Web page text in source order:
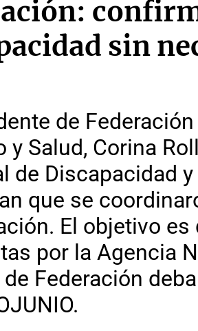
sin
de
y Salud, Corina
de Discapacidad
que se
El objetivo
por la Agencia
Federación